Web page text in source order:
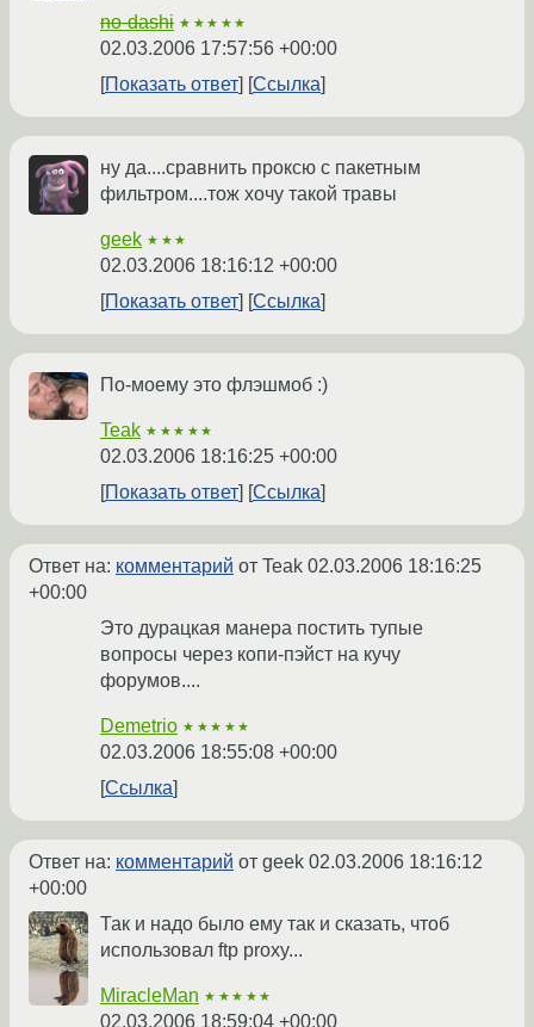
no-dashi ★★★★★
02.03.2006 17:57:56 +00:00
Показать ответ
Ссылка
ну да....сравнить проксю с пакетным
фильтром....тож хочу такой травы
geek ★★★
02.03.2006 18:16:12 +00:00
Показать ответ
Ссылка
По-моему это флэшмоб :)
Teak ★★★★★
02.03.2006 18:16:25 +00:00
Показать ответ
Ссылка
Ответ на: комментарий от Teak 02.03.2006 18:16:25
+00:00
Это дурацкая манера постить тупые
вопросы через копи-пэйст на кучу
форумов....
Demetrio ★★★★★
02.03.2006 18:55:08 +00:00
Ссылка
Ответ на: комментарий от geek 02.03.2006 18:16:12
+00:00
Так и надо было ему так и сказать, чтоб
использовал ftp proxy...
MiracleMan ★★★★★
02.03.2006 18:59:04 +00:00